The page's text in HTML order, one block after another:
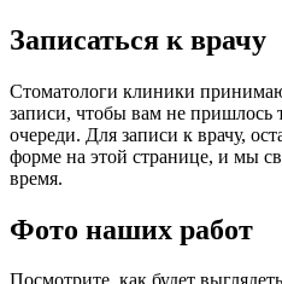
Записаться к врачу
Стоматологи клиники
записи, чтобы вам не пришлось
очереди. Для записи к врачу,
форме на этой странице, и мы
время.
Фото наших работ